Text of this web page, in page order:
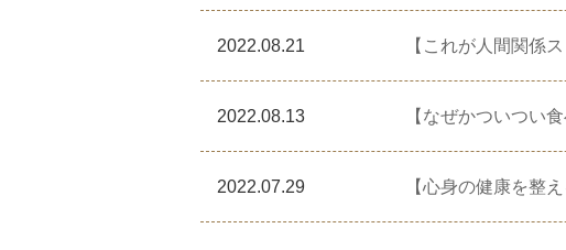
2022.08.21 【これが人間関係
2022.08.13 【なぜかついつい
2022.07.29 【心身の健康を整